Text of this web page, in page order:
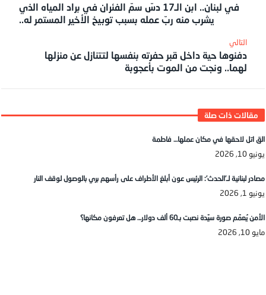
في لبنان.. ابن الـ17 دسّ سمّ الفئران في براد المياه الذي
يشرب منه ربّ عمله بسبب توبيخ الأخير المستمر له..
‎التالي
دفنوها حية داخل قبر حفرته بنفسها لتتنازل عن منزلها
لهما.. ونجت من الموت بأعجوبة
الق اتل لاحقها في مكان عملها… فاطمة
يونيو 10, 2026
مصادر لبنانية لـ’الحدث’: الرئيس عون أبلغ الأطراف على رأسهم بري بالوصول لوقف النار
يونيو 1, 2026
الأمن يُعمّم صورة سيّدة نصبت بـ60 ألف دولار… هل تعرفون مكانها؟
مايو 10, 2026